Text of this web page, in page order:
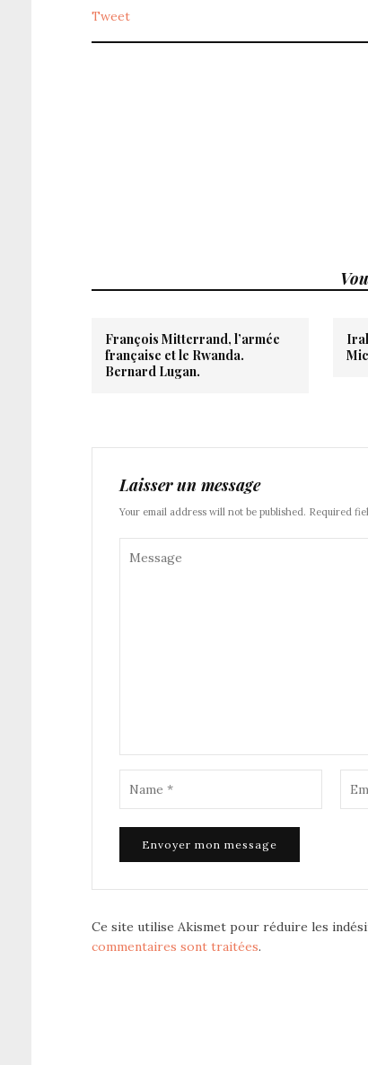
Tweet
François Mitterrand, l’armée
française et le Rwanda.
Bernard Lugan.
Laisser un message
Your email address will not be published. Required
Ce site utilise Akismet pour réduire les
commentaires sont traitées.